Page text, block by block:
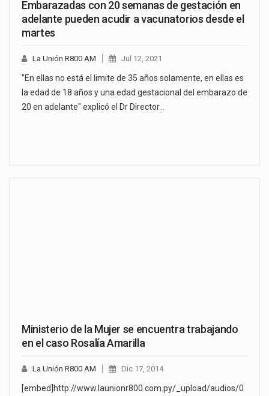
Embarazadas con 20 semanas de gestación en
adelante pueden acudir a vacunatorios desde el
martes
La Unión R800 AM Jul 12, 2021
"En ellas no está el limite de 35 años solamente, en ellas es
la edad de 18 años y una edad gestacional del embarazo de
20 en adelante" explicó el Dr Director…
Ministerio de la Mujer se encuentra trabajando
en el caso Rosalía Amarilla
La Unión R800 AM Dic 17, 2014
[embed]http://www.launionr800.com.py/_upload/audios/0